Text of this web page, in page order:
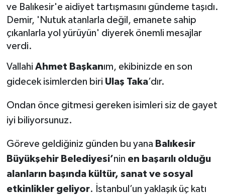
ve Balıkesir'e aidiyet tartışmasını gündeme taşıdı.
Demir, 'Nutuk atanlarla değil, emanete sahip
çıkanlarla yol yürüyün' diyerek önemli mesajlar
verdi.
Vallahi Ahmet Başkanım, ekibinizde en son
gidecek isimlerden biri Ulaş Taka’dır.
Ondan önce gitmesi gereken isimleri siz de gayet
iyi biliyorsunuz.
Göreve geldiğiniz günden bu yana Balıkesir
Büyükşehir Belediyesi’nin en başarılı olduğu
alanların başında kültür, sanat ve sosyal
etkinlikler geliyor. İstanbul’un yaklaşık üç katı